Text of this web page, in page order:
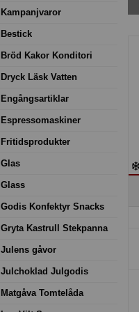
Kampanjvaror
Bestick
Bröd Kakor Konditori
Dryck Läsk Vatten
Engångsartiklar
Espressomaskiner
Fritidsprodukter
Glas
Glass
Godis Konfektyr Snacks
Gryta Kastrull Stekpanna
Julens gåvor
Julchoklad Julgodis
Matgåva Tomtelåda